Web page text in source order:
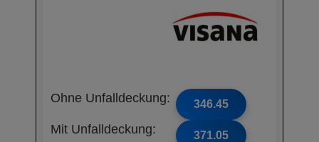
Ohne Unfalldeckung: 346.45
Mit Unfalldeckung: 371.05